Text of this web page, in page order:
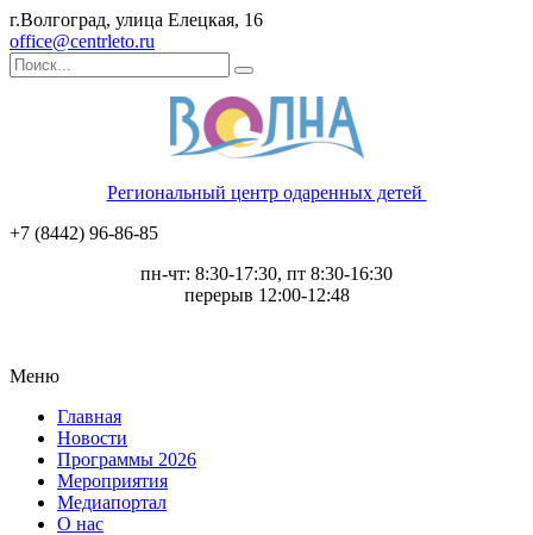
г.Волгоград, улица Елецкая, 16
office@centrleto.ru
Региональный центр одаренных детей
+7 (8442) 96-86-85
пн-чт: 8:30-17:30, пт 8:30-16:30
перерыв 12:00-12:48
Меню
Главная
Новости
Программы 2026
Мероприятия
Медиапортал
О нас